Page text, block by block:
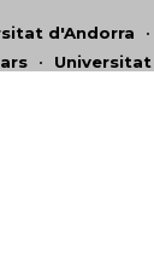
d'Andorra •
• Universitat